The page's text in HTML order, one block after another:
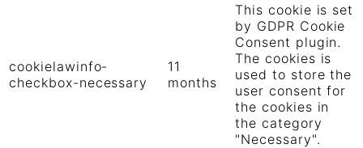
cookielawinfo-
checkbox-necessary
11
months
This cookie is set
by GDPR Cookie
Consent plugin.
The cookies is
used to store the
user consent for
the cookies in
the category
"Necessary".